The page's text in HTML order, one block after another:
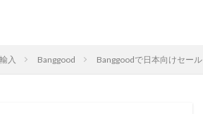
入 Banggood Banggoodで日本向けセー